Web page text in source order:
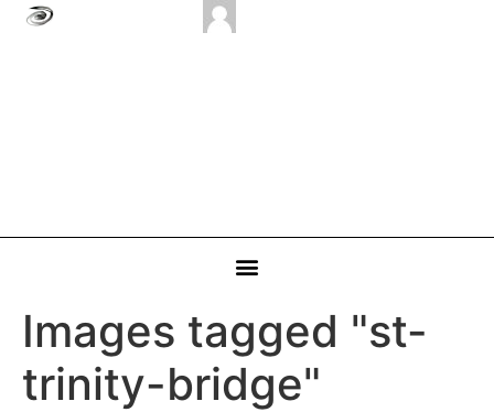
Images tagged "st-
trinity-bridge"